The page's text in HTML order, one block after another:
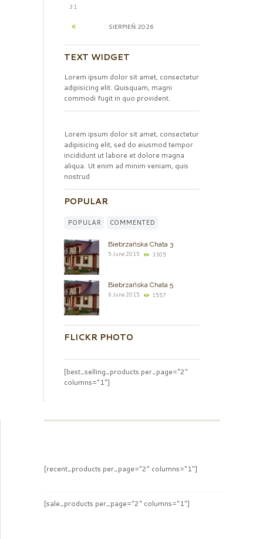
31
SIERPIEŃ 2026
TEXT WIDGET
Lorem ipsum dolor sit amet, consectetur
adipisicing elit. Quisquam, magni
commodi fugit in quo provident.
Lorem ipsum dolor sit amet, consectetur
adipisicing elit, sed do eiusmod tempor
incididunt ut labore et dolore magna
aliqua. Ut enim ad minim veniam, quis
nostrud
POPULAR
POPULAR COMMENTED
Biebrzańska Chata 3
5 June 2015 3305
Biebrzańska Chata 5
6 June 2015 1557
FLICKR PHOTO
[best_selling_products per_page="2"
columns="1"]
[recent_products per_page="2" columns="1"]
[sale_products per_page="2" columns="1"]